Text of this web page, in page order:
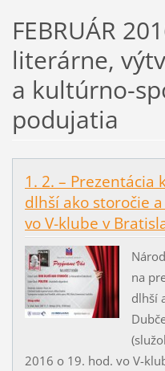
FEBRUÁR
literárne,
a kultúrno-
podujatia
1. 2. – Prezentácia
dlhší ako storočie a
vo V-klube v
na
dlhší
2016 o 19. hod. vo V-